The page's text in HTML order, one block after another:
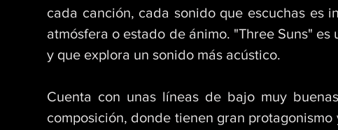
cada canción, cada sonido que escuchas es
atmósfera o estado de ánimo. "Three Suns"
y que explora un sonido más acústico.
Cuenta con unas líneas de bajo muy
composición, donde tienen gran